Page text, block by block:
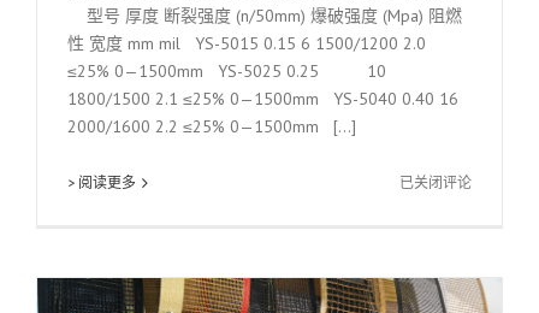
型号 厚度 断裂强度 (n/50mm) 爆破强度 (Mpa) 阻燃
性 宽度 mm mil YS-5015 0.15 6 1500/1200 2.0
≤25% 0—1500mm YS-5025 0.25 10
1800/1500 2.1 ≤25% 0—1500mm YS-5040 0.40 16
2000/1600 2.2 ≤25% 0—1500mm [...]
> 阅读更多
单
布
已关闭评论